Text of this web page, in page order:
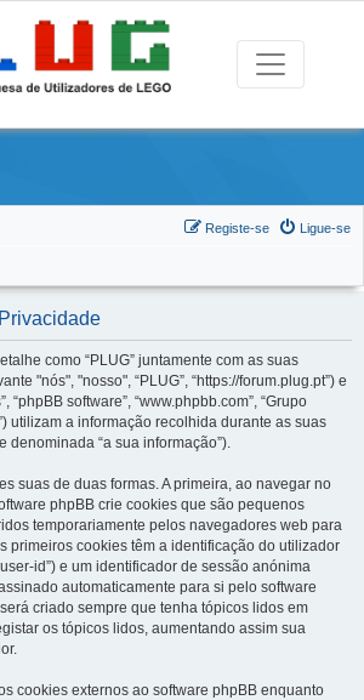
Ligue-se
Registe-se
como “PLUG” juntamente com as suas
"nós", "nosso", “PLUG”, “https://forum.plug.pt”) e
“phpBB software”, “www.phpbb.com”, “Grupo
utilizam a informação recolhida durante as suas
denominada “a sua informação”).
suas de duas formas. A primeira, ao navegar no
phpBB crie cookies que são pequenos
temporariamente pelos navegadores web para
primeiros cookies têm a identificação do utilizador
id”) e um identificador de sessão anónima
automaticamente para si pelo software
criado sempre que tenha tópicos lidos em
os tópicos lidos, aumentando assim sua
cookies externos ao software phpBB enquanto